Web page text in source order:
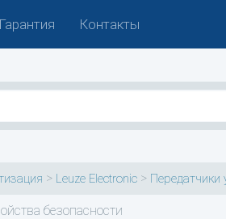
Гарантия Контакты
> Leuze Electronic > Передатчики
безопасности